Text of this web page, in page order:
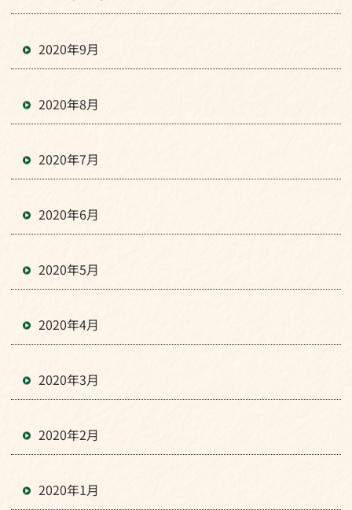
2020年9月
2020年8月
2020年7月
2020年6月
2020年5月
2020年4月
2020年3月
2020年2月
2020年1月